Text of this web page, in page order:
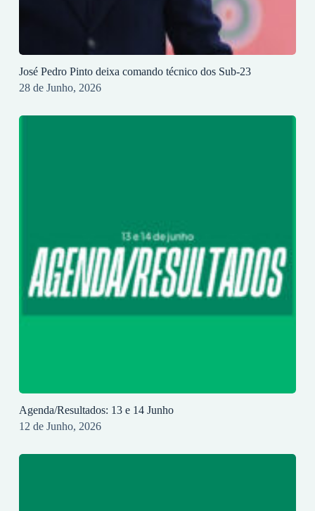
José Pedro Pinto deixa comando técnico dos Sub-23
28 de Junho, 2026
Agenda/Resultados: 13 e 14 Junho
12 de Junho, 2026